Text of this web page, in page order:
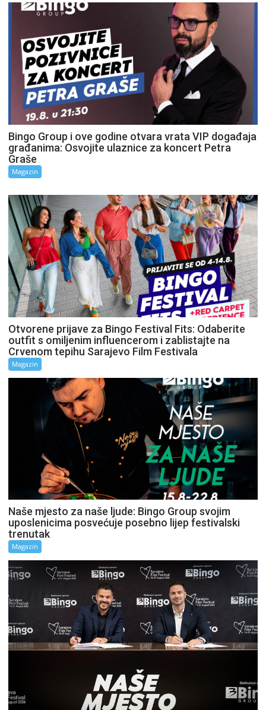
Bingo Group i ove godine otvara vrata VIP događaja
građanima: Osvojite ulaznice za koncert Petra
Graše
Magazin
Otvorene prijave za Bingo Festival Fits: Odaberite
outfit s omiljenim influencerom i zablistajte na
Crvenom tepihu Sarajevo Film Festivala
Magazin
Naše mjesto za naše ljude: Bingo Group svojim
uposlenicima posvećuje posebno lijep festivalski
trenutak
Magazin